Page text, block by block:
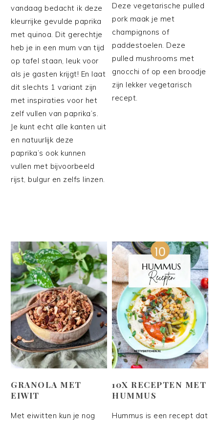
vandaag bedacht ik deze
kleurrijke gevulde paprika
met quinoa. Dit gerechtje
heb je in een mum van tijd
op tafel staan, leuk voor
als je gasten krijgt! En laat
dit slechts 1 variant zijn
met inspiraties voor het
zelf vullen van paprika’s.
Je kunt echt alle kanten uit
en natuurlijk deze
paprika’s ook kunnen
vullen met bijvoorbeeld
rijst, bulgur en zelfs linzen.
Deze vegetarische pulled
pork maak je met
champignons of
paddestoelen. Deze
pulled mushrooms met
gnocchi of op een broodje
zijn lekker vegetarisch
recept.
GRANOLA MET
EIWIT
Met eiwitten kun je nog
10X RECEPTEN MET
HUMMUS
Hummus is een recept dat